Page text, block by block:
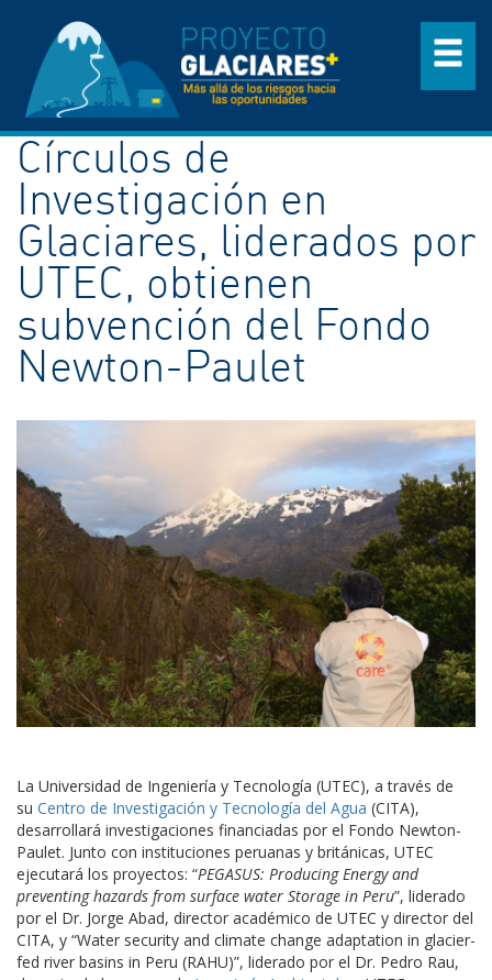
Círculos de
Investigación en
Glaciares, liderados por
UTEC, obtienen
subvención del Fondo
Newton-Paulet
La Universidad de Ingeniería y Tecnología (UTEC), a través de
su Centro de Investigación y Tecnología del Agua (CITA),
desarrollará investigaciones financiadas por el Fondo Newton-
Paulet. Junto con instituciones peruanas y británicas, UTEC
ejecutará los proyectos: “PEGASUS: Producing Energy and
preventing hazards from surface water Storage in Peru”, liderado
por el Dr. Jorge Abad, director académico de UTEC y director del
CITA, y “Water security and climate change adaptation in glacier-
fed river basins in Peru (RAHU)”, liderado por el Dr. Pedro Rau,